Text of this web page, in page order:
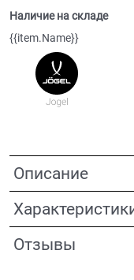
Наличие на складе
{{item.Name}}
Описание
Отзывы